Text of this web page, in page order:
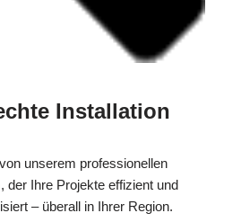
Installation
unserem professionellen
der Ihre Projekte effizient und
– überall in Ihrer Region.